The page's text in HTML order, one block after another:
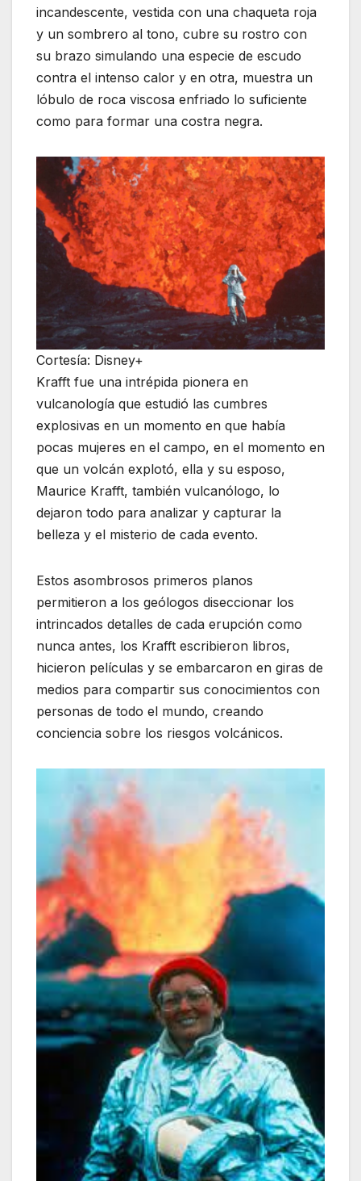
incandescente, vestida con una chaqueta roja
y un sombrero al tono, cubre su rostro con
su brazo simulando una especie de escudo
contra el intenso calor y en otra, muestra un
lóbulo de roca viscosa enfriado lo suficiente
como para formar una costra negra.
Cortesía: Disney+
Krafft fue una intrépida pionera en
vulcanología que estudió las cumbres
explosivas en un momento en que había
pocas mujeres en el campo, en el momento en
que un volcán explotó, ella y su esposo,
Maurice Krafft, también vulcanólogo, lo
dejaron todo para analizar y capturar la
belleza y el misterio de cada evento.
Estos asombrosos primeros planos
permitieron a los geólogos diseccionar los
intrincados detalles de cada erupción como
nunca antes, los Krafft escribieron libros,
hicieron películas y se embarcaron en giras de
medios para compartir sus conocimientos con
personas de todo el mundo, creando
conciencia sobre los riesgos volcánicos.